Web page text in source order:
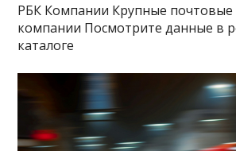
РБК Компании Крупные почтовые
компании Посмотрите данные в
каталоге